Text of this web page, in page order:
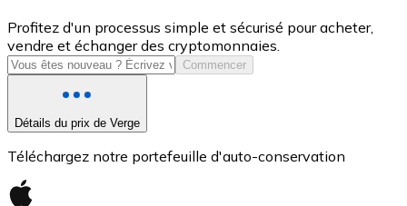
USD Coin
USDC
Profitez d'un processus simple et sécurisé pour acheter,
vendre et échanger des cryptomonnaies.
Commencer
Détails du prix de Verge
Téléchargez notre portefeuille d'auto-conservation